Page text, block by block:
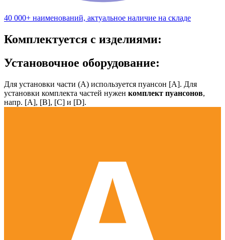
40 000+ наименований, актуальное наличие на складе
Комплектуется с изделиями:
Установочное оборудование:
Для установки части (А) используется пуансон [А]. Для
установки комплекта частей нужен комплект пуансонов,
напр. [А], [B], [С] и [D].